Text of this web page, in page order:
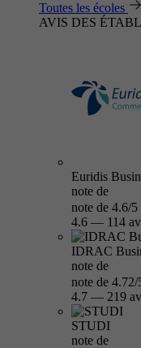
Toutes les écoles
AVIS DES
Euridis
note de
note de 4.6/5
4.6 — 114
IDRAC
note de
note de 4.72/
4.7 — 219
STUDI
note de